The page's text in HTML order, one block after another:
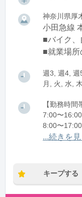
神奈川県厚
小田急線
■バイク、
■就業場所
週3, 週4, 週
月, 火, 水,
【勤務時
7:00〜
8:00〜
12:00〜
...続きを見
キープする